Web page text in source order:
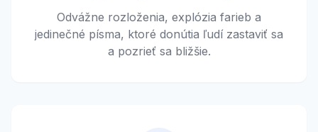
Odvážne rozloženia, explózia farieb a
jedinečné písma, ktoré donútia ľudí zastaviť sa
a pozrieť sa bližšie.